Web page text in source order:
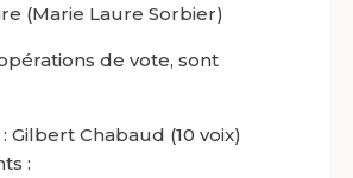
(Marie Laure Sorbier)
de vote, sont
Gilbert Chabaud (10 voix)
: